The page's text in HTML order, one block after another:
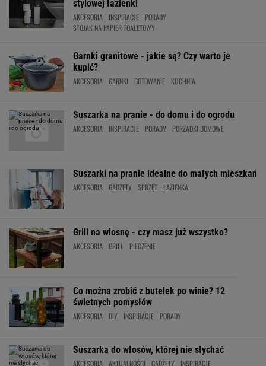
stylowej łazienki
AKCESORIA INSPIRACJE
PORADY
STOJAK NA PAPIER TOALETOWY
Garnki granitowe - jakie są? Czy warto je
kupić?
AKCESORIA GARNKI GOTOWANIE KUCHNIA
Suszarka na pranie - do domu i do ogrodu
AKCESORIA INSPIRACJE PORADY PORZĄDKI DOMOWE
Suszarki na pranie idealne do małych mieszkań
AKCESORIA GADŻETY SPRZĘT ŁAZIENKA
Grill na wiosnę - czy masz już wszystko?
AKCESORIA GRILL PIECZENIE
Co można zrobić z butelek po winie? 12
świetnych pomysłów
AKCESORIA DIY INSPIRACJE PORADY
Suszarka do włosów, której nie słychać
AKCESORIA AKTUALNOŚCI GADŻETY INSPIRACJE